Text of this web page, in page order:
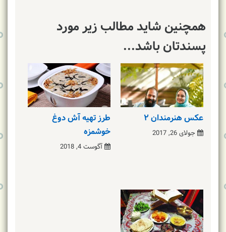
همچنین شاید مطالب زیر مورد
پسندتان باشد...
عکس هنرمندان ۲
جولای 26, 2017
طرز تهیه آش دوغ
خوشمزه
آگوست 4, 2018